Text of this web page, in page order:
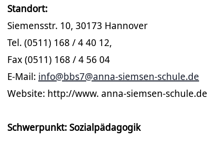
Standort:
Siemensstr. 10, 30173 Hannover
Tel. (0511) 168 / 4 40 12,
Fax (0511) 168 / 4 56 04
E-Mail: info@bbs7@anna-siemsen-schule.de
Website: http://www. anna-siemsen-schule.de
Schwerpunkt: Sozialpädagogik